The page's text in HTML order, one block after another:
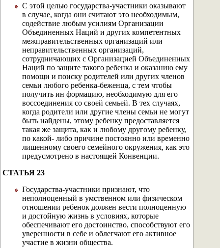
С этой целью государства-участники оказывают
в случае, когда они считают это необходимым,
содействие любым усилиям Организации
Объединенных Наций и других компетентных
межправительственных организаций или
неправительственных организаций,
сотрудничающих с Организацией Объединенных
Наций по защите такого ребенка и оказанию ему
помощи и поиску родителей или других членов
семьи любого ребенка-беженца, с тем чтобы
получить ин формацию, необходимую для его
воссоединения со своей семьей. В тех случаях,
когда родители или другие члены семьи не могут
быть найдены, этому ребенку предоставляется
такая же защита, как и любому другому ребенку,
по какой- либо причине постоянно или временно
лишенному своего семейного окружения, как это
предусмотрено в настоящей Конвенции.
СТАТЬЯ 23
Государства-участники признают, что
неполноценный в умственном или физическом
отношении ребенок должен вести полноценную
и достойную жизнь в условиях, которые
обеспечивают его достоинство, способствуют его
уверенности в себе и облегчают его активное
участие в жизни общества.